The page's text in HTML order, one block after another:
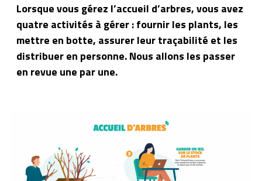
Lorsque vous gérez l’accueil d’arbres, vous avez
quatre activités à gérer : fournir les plants, les
mettre en botte, assurer leur traçabilité et les
distribuer en personne. Nous allons les passer
en revue une par une.